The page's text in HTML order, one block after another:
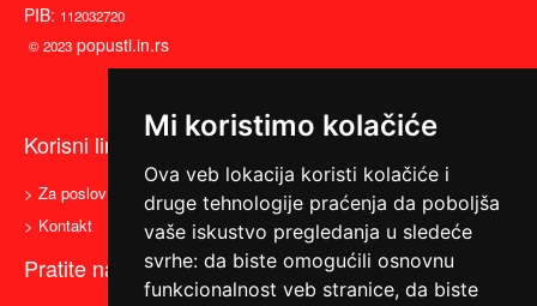
Mi koristimo kolačiće
Ova veb lokacija koristi kolačiće i
druge tehnologije praćenja da poboljša
vaše iskustvo pregledanja u sledeće
svrhe: da biste omogućili osnovnu
funkcionalnost veb stranice, da biste
PIB: 112032720
© 2023 popusti.in.rs
Korisni linkovi
> Za poslovne partnere
> Uslovi korišćenja
> Kontakt
Pratite nas